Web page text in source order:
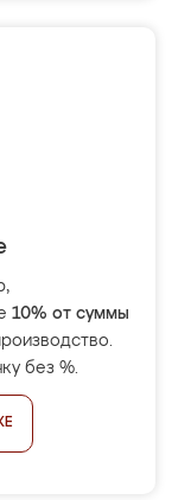
10% от суммы
без %.